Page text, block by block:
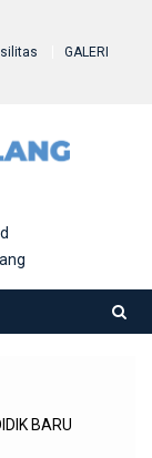
GALERI
BARU